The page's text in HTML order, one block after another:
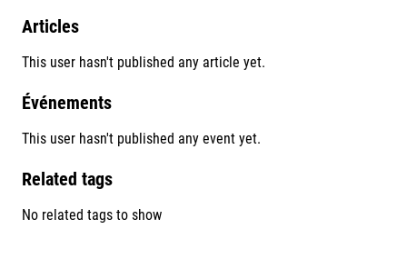
Articles
This user hasn't published any article yet.
Événements
This user hasn't published any event yet.
Related tags
No related tags to show